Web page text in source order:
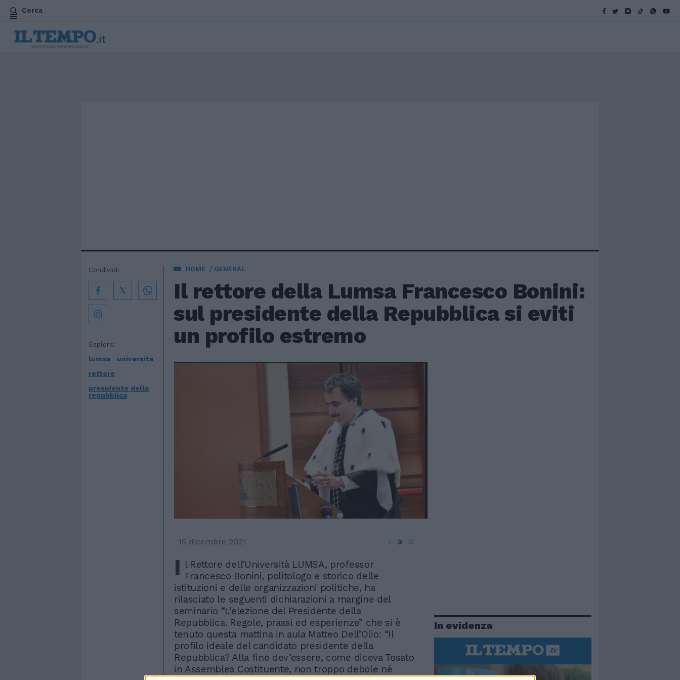
Cerca
HOME GENERAL
Il rettore della Lumsa Francesco Bonini:
sul presidente della Repubblica si eviti
un profilo estremo
Esplora:
lumsa
universita
rettore
presidente della
repubblica
Condividi:
15 dicembre 2021 a
I l Rettore dell’Università LUMSA, professor
Francesco Bonini, politologo e storico delle
istituzioni e delle organizzazioni politiche, ha
rilasciato le seguenti dichiarazioni a margine del
seminario “L’elezione del Presidente della
Repubblica. Regole, prassi ed esperienze” che si è
tenuto questa mattina in aula Matteo Dell’Olio: “Il
profilo ideale del candidato presidente della
Repubblica? Alla fine dev’essere, come diceva Tosato
in Assemblea Costituente, non troppo debole né
In evidenza